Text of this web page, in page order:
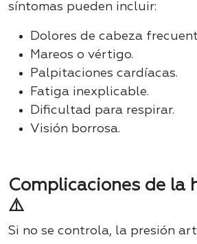
síntomas pueden incluir:
Dolores de cabeza
Mareos o vértigo.
Palpitaciones cardíacas.
Fatiga inexplicable.
Dificultad para respirar.
Visión borrosa.
Complicaciones de la
⚠️
Si no se controla, la presión